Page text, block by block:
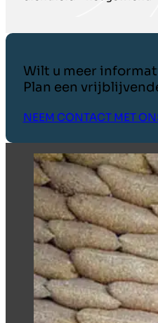
Wilt u meer
Plan een
NEEM CONTACT MET